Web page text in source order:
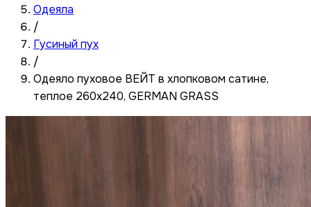
Одеяла
/
Гусиный пух
/
Одеяло пуховое ВЕЙТ в хлопковом сатине,
теплое 260х240, GERMAN GRASS